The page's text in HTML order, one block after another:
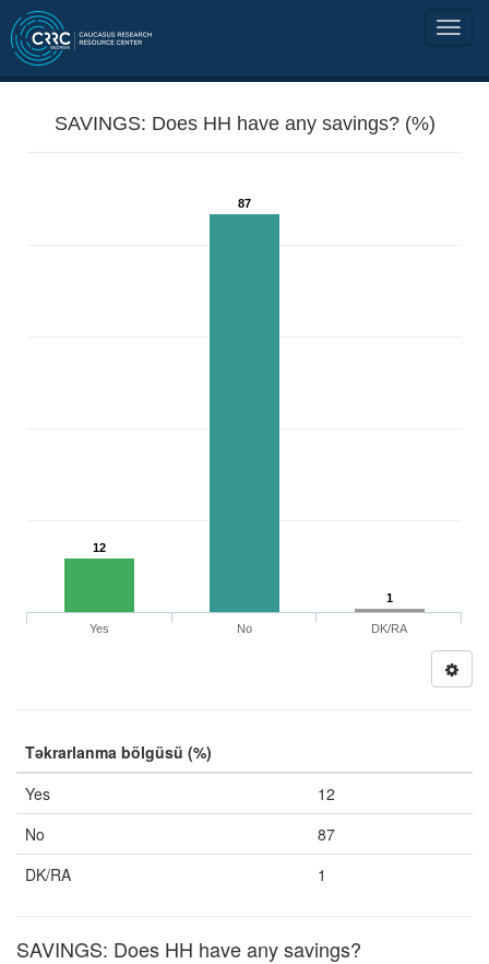
SAVINGS: Does HH have any savings? (%)
12
87
1
Yes No DK/RA
Təkrarlanma bölgüsü (%)
Yes
12
No
87
DK/RA
1
SAVINGS: Does HH have any savings?